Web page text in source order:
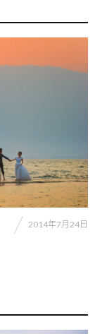
2014年7月24日